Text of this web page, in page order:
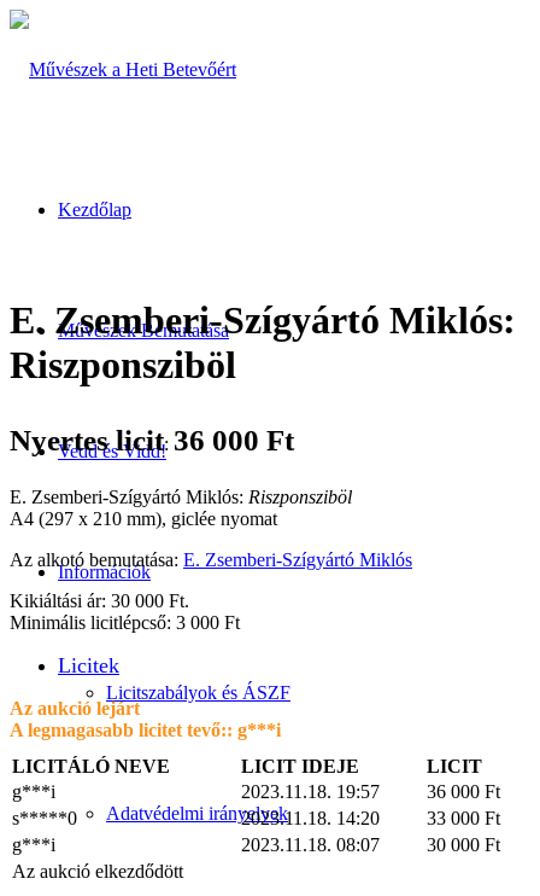
Kezdőlap
Művészek Bemutatása
Vedd és Vidd!
Információk
Licitszabályok és ÁSZF
Adatvédelmi irányelvek
E. Zsemberi-Szígyártó Miklós:
Riszponsziböl
Nyertes licit: 36 000 Ft
E. Zsemberi-Szígyártó Miklós: Riszponsziböl
A4 (297 x 210 mm), giclée nyomat
Az alkotó bemutatása: E. Zsemberi-Szígyártó Miklós
Kikiáltási ár: 30 000 Ft.
Minimális licitlépcső: 3 000 Ft
Licitek
Az aukció lejárt
A legmagasabb licitet tevő:: g***i
LICITÁLÓ NEVE
LICIT IDEJE
LICIT
g***i
2023.11.18. 19:57 36 000 Ft
s*****0
2023.11.18. 14:20 33 000 Ft
g***i
2023.11.18. 08:07 30 000 Ft
Az aukció elkezdődött